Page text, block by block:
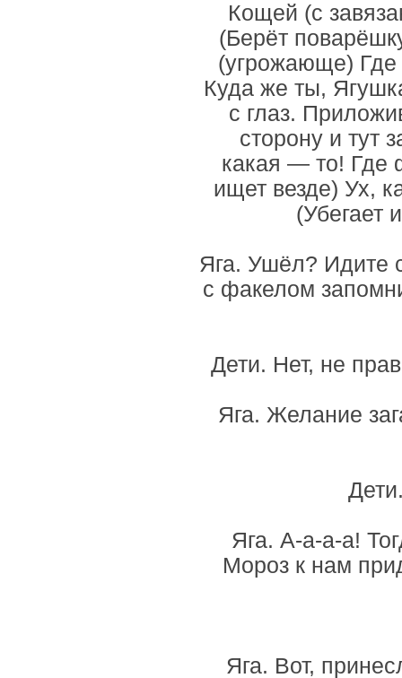
Кощей (с
(Берёт
(угрожающе) Где
Куда же ты,
с глаз.
сторону и тут
какая — то! Где
ищет везде) Ух,
(Убегает
Яга. Ушёл? Идите
с факелом
Дети. Нет, не
Яга. Желание
Яга. А-а-а-а!
Мороз к нам
Яга. Вот,